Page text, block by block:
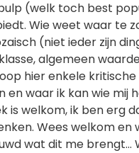
(welk toch best
Wie weet waar te
(niet ieder zijn
algemeen
hier enkele
en waar ik kan wie
is welkom, ik ben erg
Wees welkom
wat dit me brengt...